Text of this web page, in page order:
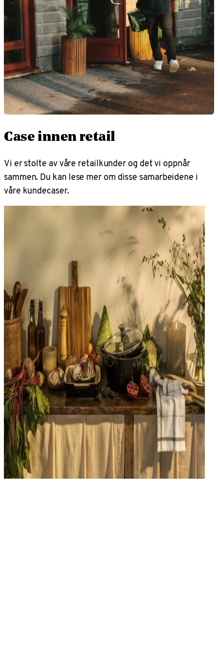
Case innen retail
Vi er stolte av våre retailkunder og det vi oppnår
sammen. Du kan lese mer om disse samarbeidene i
våre kundecaser.